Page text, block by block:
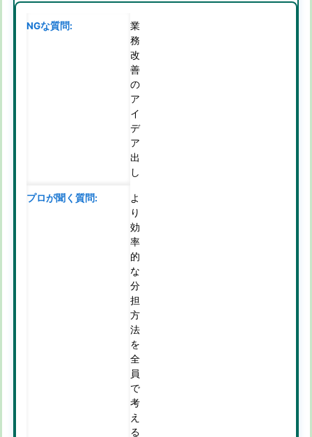
業
務
改
善
の
ア
イ
デ
ア
出
し
よ
り
効
率
的
な
分
担
方
法
を
全
員
で
考
え
る